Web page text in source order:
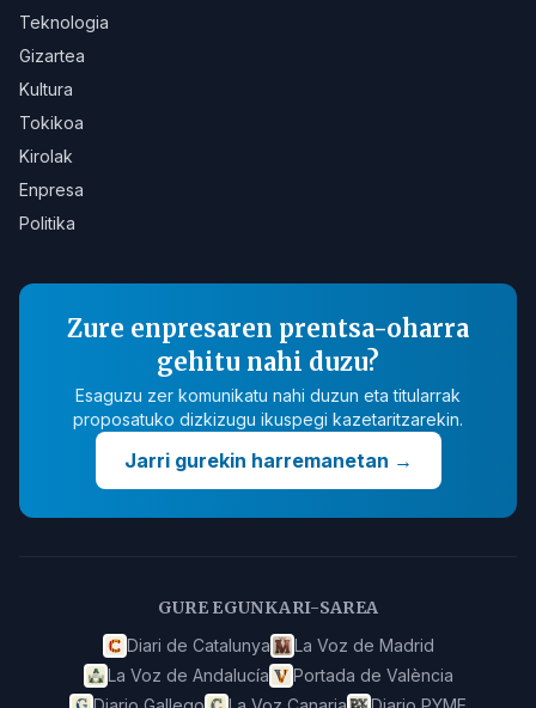
Teknologia
Gizartea
Kultura
Tokikoa
Kirolak
Enpresa
Politika
Zure enpresaren prentsa-oharra
gehitu nahi duzu?
Esaguzu zer komunikatu nahi duzun eta titularrak
proposatuko dizkizugu ikuspegi kazetaritzarekin.
Jarri gurekin harremanetan →
GURE EGUNKARI-SAREA
Diari de Catalunya
La Voz de Madrid
La Voz de Andalucía
Portada de València